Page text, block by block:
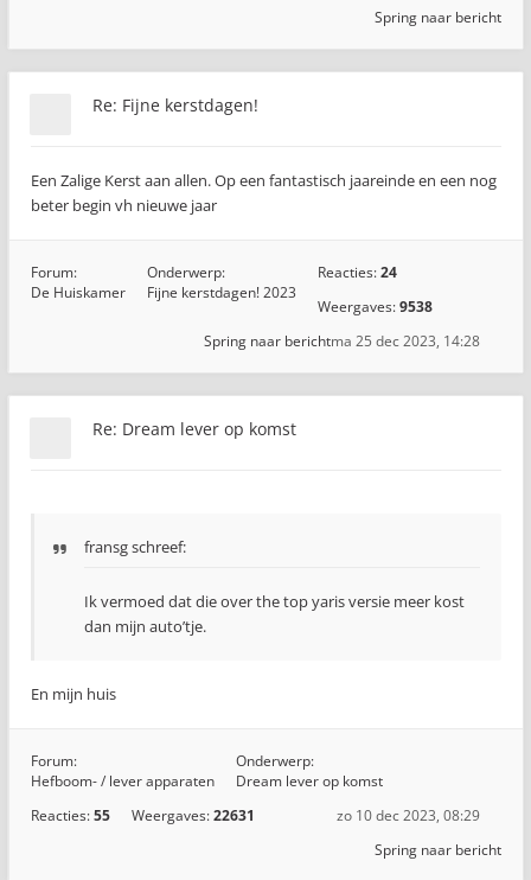
Spring naar bericht
Re: Fijne kerstdagen!
Een Zalige Kerst aan allen. Op een fantastisch jaareinde en een nog
beter begin vh nieuwe jaar
Forum:
De Huiskamer
Onderwerp:
Fijne kerstdagen! 2023
Reacties:24
Weergaves:9538
ma 25 dec 2023, 14:28
Spring naar bericht
Re: Dream lever op komst
fransg schreef:
Ik vermoed dat die over the top yaris versie meer kost
dan mijn auto’tje.
En mijn huis
Forum:
Hefboom- / lever apparaten
Onderwerp:
Dream lever op komst
Reacties:55 Weergaves:22631
zo 10 dec 2023, 08:29
Spring naar bericht